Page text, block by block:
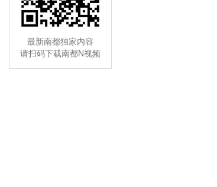
最新南都独家内容
请扫码下载南都N视频